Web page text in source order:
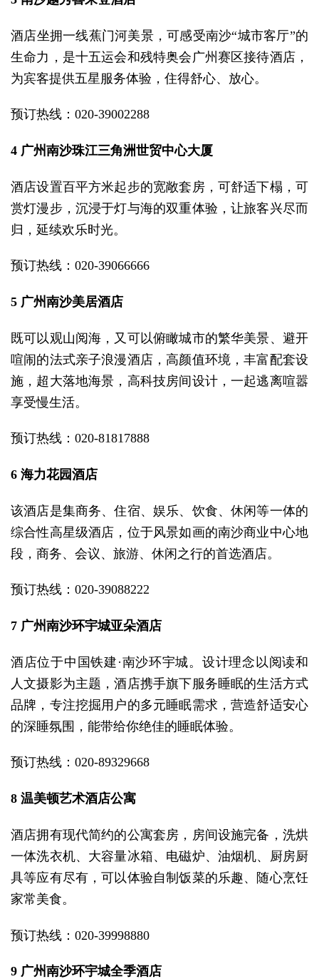
酒店坐拥一线蕉门河美景，可感受南沙“城市客厅”的
生命力，是十五运会和残特奥会广州赛区接待酒店，
为宾客提供五星服务体验，住得舒心、放心。
预订热线：020-39002288
4 广州南沙珠江三角洲世贸中心大厦
酒店设置百平方米起步的宽敞套房，可舒适下榻，可
赏灯漫步，沉浸于灯与海的双重体验，让旅客兴尽而
归，延续欢乐时光。
预订热线：020-39066666
5 广州南沙美居酒店
既可以观山阅海，又可以俯瞰城市的繁华美景、避开
喧闹的法式亲子浪漫酒店，高颜值环境，丰富配套设
施，超大落地海景，高科技房间设计，一起逃离喧嚣
享受慢生活。
预订热线：020-81817888
6 海力花园酒店
该酒店是集商务、住宿、娱乐、饮食、休闲等一体的
综合性高星级酒店，位于风景如画的南沙商业中心地
段，商务、会议、旅游、休闲之行的首选酒店。
预订热线：020-39088222
7 广州南沙环宇城亚朵酒店
酒店位于中国铁建·南沙环宇城。设计理念以阅读和
人文摄影为主题，酒店携手旗下服务睡眠的生活方式
品牌，专注挖掘用户的多元睡眠需求，营造舒适安心
的深睡氛围，能带给你绝佳的睡眠体验。
预订热线：020-89329668
8 温美顿艺术酒店公寓
酒店拥有现代简约的公寓套房，房间设施完备，洗烘
一体洗衣机、大容量冰箱、电磁炉、油烟机、厨房厨
具等应有尽有，可以体验自制饭菜的乐趣、随心烹饪
家常美食。
预订热线：020-39998880
9 广州南沙环宇城全季酒店